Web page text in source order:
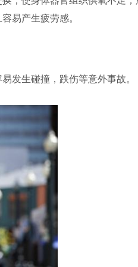
易产生疲劳感。
发生碰撞，跌伤等意外事故。